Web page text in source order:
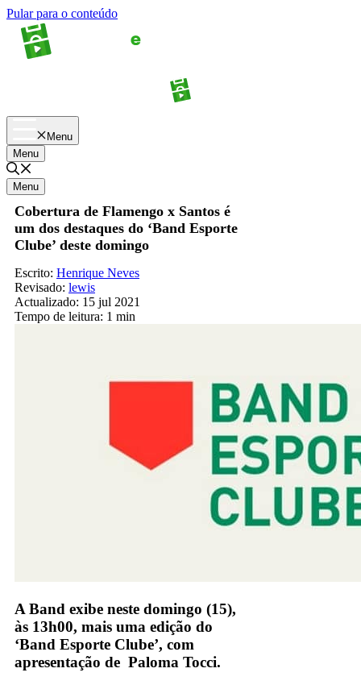
Pular para o conteúdo
Menu
Menu
Menu
Cobertura de Flamengo x Santos é
um dos destaques do ‘Band Esporte
Clube’ deste domingo
Escrito: Henrique Neves
Revisado: lewis
Actualizado: 15 jul 2021
Tempo de leitura: 1 min
A Band exibe neste domingo (15),
às 13h00, mais uma edição do
‘Band Esporte Clube’, com
apresentação de Paloma Tocci.